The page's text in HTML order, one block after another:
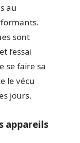
au
sont
l’essai
se faire sa
le vécu
jours.
appareils